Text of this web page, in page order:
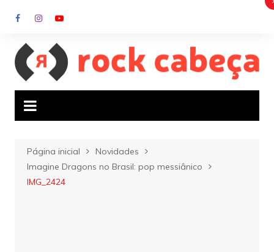
para
conteúdo
Página inicial
Novidades
Imagine Dragons no Brasil: pop messiânico
IMG_2424